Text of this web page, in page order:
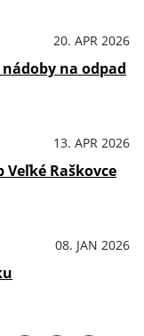
20. APR 2026
na odpad
13. APR 2026
Raškovce
08. JAN 2026